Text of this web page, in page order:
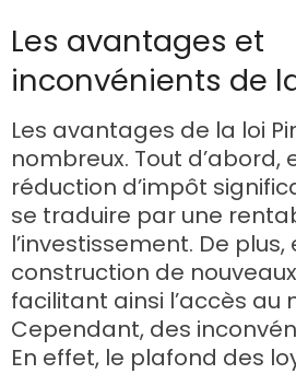
Les avantages et
inconvénients de
Les avantages de la loi
nombreux. Tout d’abord,
réduction d’impôt
se traduire par une
l’investissement. De
construction de
facilitant ainsi l’accès au
Cependant, des
En effet, le plafond des